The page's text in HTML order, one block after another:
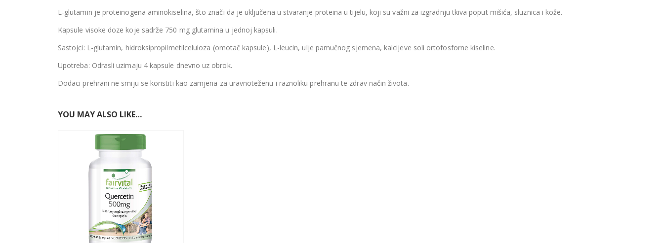
L-glutamin je proteinogena aminokiselina, što znači da je uključena u stvaranje proteina u tijelu, koji su važni za izgradnju tkiva poput mišića, sluznica i kože.
Kapsule visoke doze koje sadrže 750 mg glutamina u jednoj kapsuli.
Sastojci: L-glutamin, hidroksipropilmetilceluloza (omotač kapsule), L-leucin, ulje pamučnog sjemena, kalcijeve soli ortofosforne kiseline.
Upotreba: Odrasli uzimaju 4 kapsule dnevno uz obrok.
Dodaci prehrani ne smiju se koristiti kao zamjena za uravnoteženu i raznoliku prehranu te zdrav način života.
YOU MAY ALSO LIKE…